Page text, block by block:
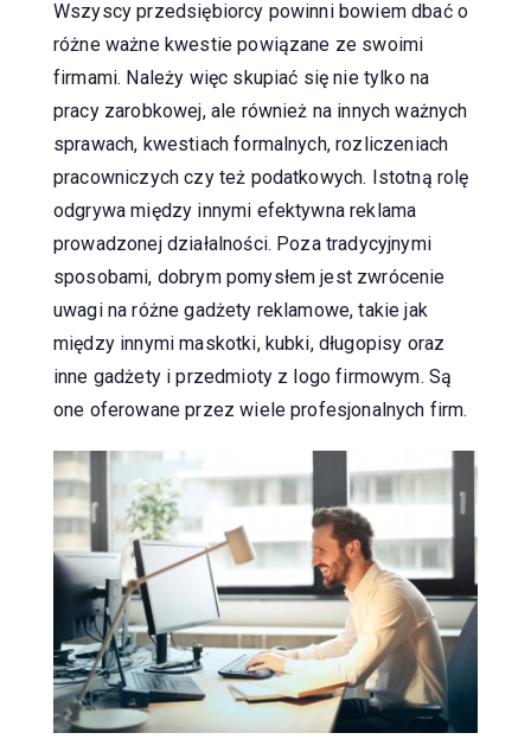
Wszyscy przedsiębiorcy powinni bowiem dbać o
różne ważne kwestie powiązane ze swoimi
firmami. Należy więc skupiać się nie tylko na
pracy zarobkowej, ale również na innych ważnych
sprawach, kwestiach formalnych, rozliczeniach
pracowniczych czy też podatkowych. Istotną rolę
odgrywa między innymi efektywna reklama
prowadzonej działalności. Poza tradycyjnymi
sposobami, dobrym pomysłem jest zwrócenie
uwagi na różne gadżety reklamowe, takie jak
między innymi maskotki, kubki, długopisy oraz
inne gadżety i przedmioty z logo firmowym. Są
one oferowane przez wiele profesjonalnych firm.